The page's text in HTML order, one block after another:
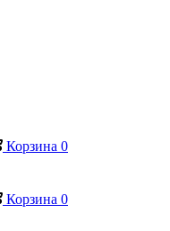
Корзина 0
Корзина 0